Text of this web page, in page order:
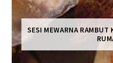
SESI MEWARNA RAMBUT